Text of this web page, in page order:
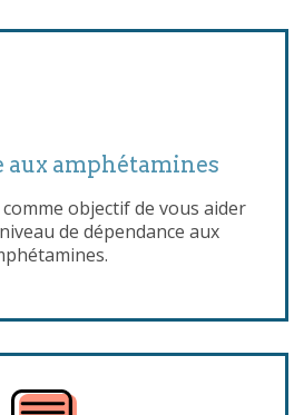
aux amphétamines
objectif de vous aider
de dépendance aux